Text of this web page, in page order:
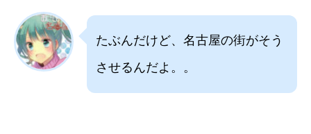
たぶんだけど、名古屋の街がそう
させるんだよ。。